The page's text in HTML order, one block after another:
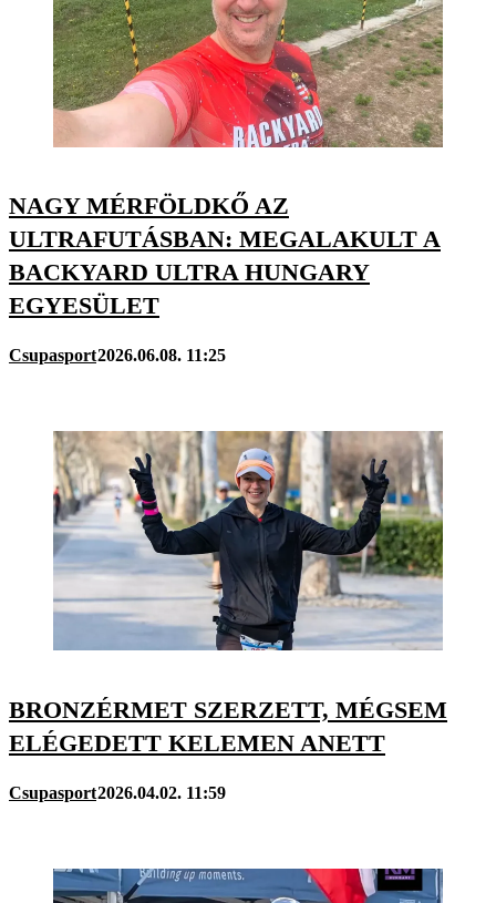
NAGY MÉRFÖLDKŐ AZ
ULTRAFUTÁSBAN: MEGALAKULT A
BACKYARD ULTRA HUNGARY
EGYESÜLET
Csupasport2026.06.08. 11:25
BRONZÉRMET SZERZETT, MÉGSEM
ELÉGEDETT KELEMEN ANETT
Csupasport2026.04.02. 11:59